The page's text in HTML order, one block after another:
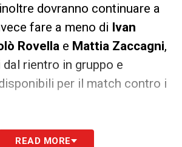
dovranno continuare a
fare a meno di Ivan
Rovellae Mattia Zaccagni,
rientro in gruppo e
per il match contro i
per la Lazio a
READ MORE